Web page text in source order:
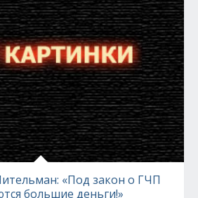
«Под закон о ГЧП
большие деньги!»